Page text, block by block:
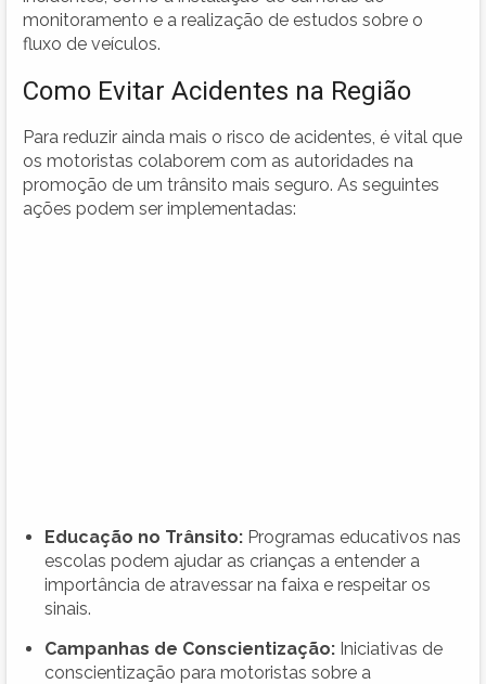
monitoramento e a realização de estudos sobre o
fluxo de veículos.
Como Evitar Acidentes na Região
Para reduzir ainda mais o risco de acidentes, é vital que
os motoristas colaborem com as autoridades na
promoção de um trânsito mais seguro. As seguintes
ações podem ser implementadas:
Educação no Trânsito: Programas educativos nas
escolas podem ajudar as crianças a entender a
importância de atravessar na faixa e respeitar os
sinais.
Campanhas de Conscientização: Iniciativas de
conscientização para motoristas sobre a